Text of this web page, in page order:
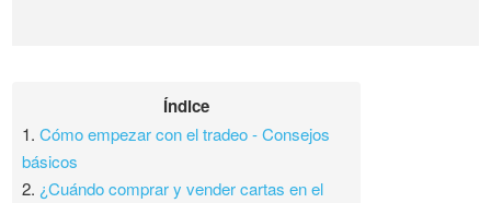
Índice
1.Cómo empezar con el tradeo - Consejos
básicos
2. ¿Cuándo comprar y vender cartas en el